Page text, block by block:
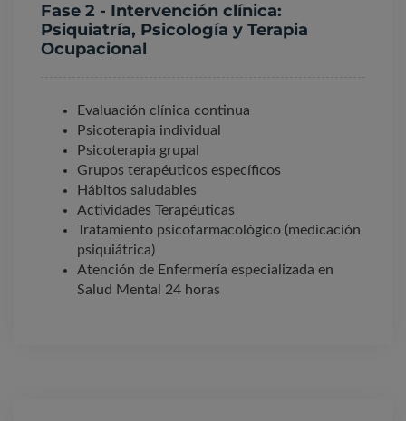
Fase 2 - Intervención clínica:
Psiquiatría, Psicología y Terapia
Ocupacional
Evaluación clínica continua
Psicoterapia individual
Psicoterapia grupal
Grupos terapéuticos específicos
Hábitos saludables
Actividades Terapéuticas
Tratamiento psicofarmacológico (medicación
psiquiátrica)
Atención de Enfermería especializada en
Salud Mental 24 horas